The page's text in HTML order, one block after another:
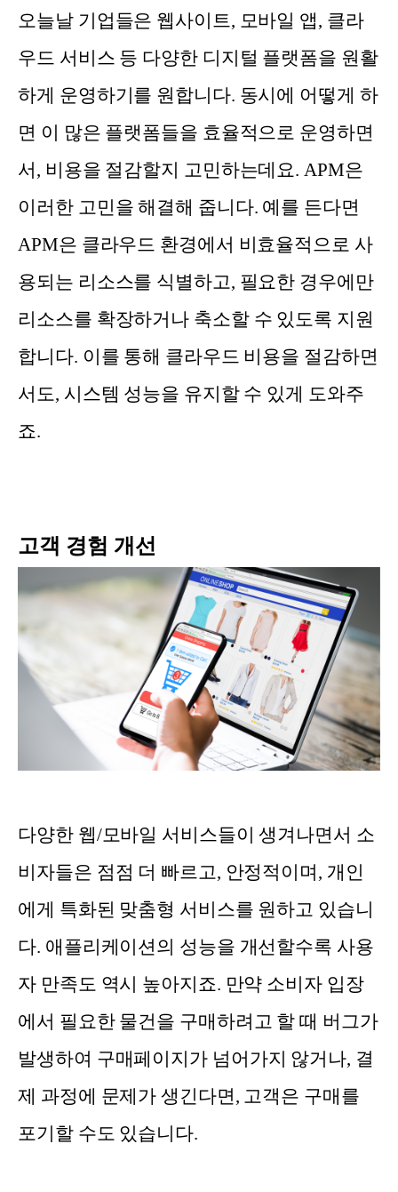
오늘날 기업들은 웹사이트, 모바일 앱, 클라
우드 서비스 등 다양한 디지털 플랫폼을 원활
하게 운영하기를 원합니다. 동시에 어떻게 하
면 이 많은 플랫폼들을 효율적으로 운영하면
서, 비용을 절감할지 고민하는데요. APM은
이러한 고민을 해결해 줍니다. 예를 든다면
APM은 클라우드 환경에서 비효율적으로 사
용되는 리소스를 식별하고, 필요한 경우에만
리소스를 확장하거나 축소할 수 있도록 지원
합니다. 이를 통해 클라우드 비용을 절감하면
서도, 시스템 성능을 유지할 수 있게 도와주
죠.
고객 경험 개선
다양한 웹/모바일 서비스들이 생겨나면서 소
비자들은 점점 더 빠르고, 안정적이며, 개인
에게 특화된 맞춤형 서비스를 원하고 있습니
다. 애플리케이션의 성능을 개선할수록 사용
자 만족도 역시 높아지죠. 만약 소비자 입장
에서 필요한 물건을 구매하려고 할 때 버그가
발생하여 구매페이지가 넘어가지 않거나, 결
제 과정에 문제가 생긴다면, 고객은 구매를
포기할 수도 있습니다.